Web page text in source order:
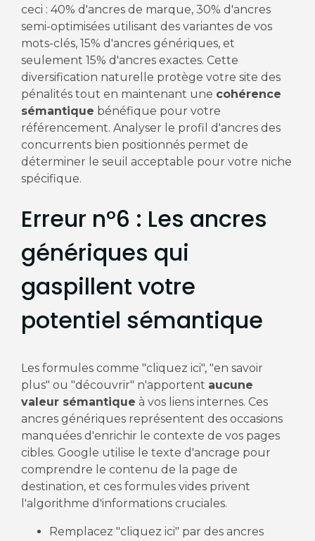
ceci : 40% d'ancres de marque, 30% d'ancres
semi-optimisées utilisant des variantes de vos
mots-clés, 15% d'ancres génériques, et
seulement 15% d'ancres exactes. Cette
diversification naturelle protège votre site des
pénalités tout en maintenant une cohérence
sémantique bénéfique pour votre
référencement. Analyser le profil d'ancres des
concurrents bien positionnés permet de
déterminer le seuil acceptable pour votre niche
spécifique.
Erreur n°6 : Les ancres
génériques qui
gaspillent votre
potentiel sémantique
Les formules comme "cliquez ici", "en savoir
plus" ou "découvrir" n'apportent aucune
valeur sémantique à vos liens internes. Ces
ancres génériques représentent des occasions
manquées d'enrichir le contexte de vos pages
cibles. Google utilise le texte d'ancrage pour
comprendre le contenu de la page de
destination, et ces formules vides privent
l'algorithme d'informations cruciales.
Remplacez "cliquez ici" par des ancres